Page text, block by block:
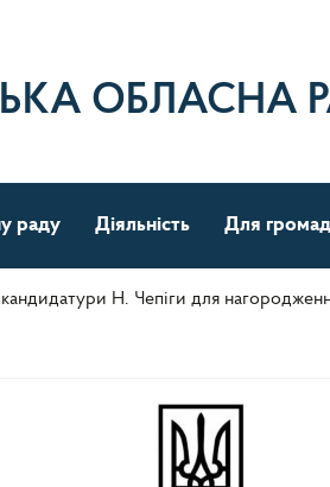
ОБЛАСНА
раду Діяльність Для
Н. Чепіги для